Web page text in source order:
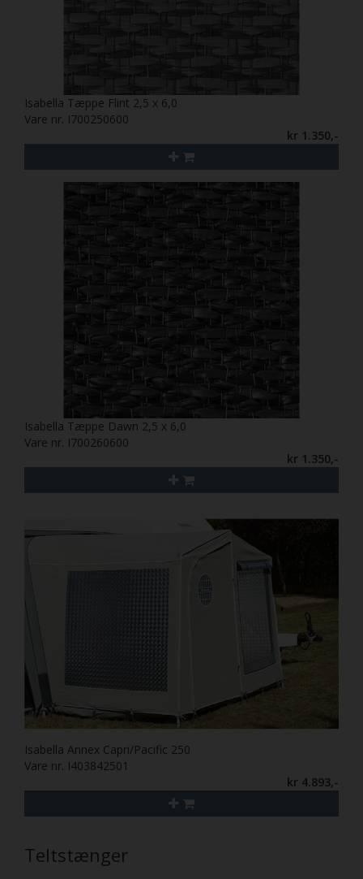
Isabella Tæppe Flint 2,5 x 6,0
Vare nr. I700250600
kr 1.350,-
Isabella Tæppe Dawn 2,5 x 6,0
Vare nr. I700260600
kr 1.350,-
Isabella Annex Capri/Pacific 250
Vare nr. I403842501
kr 4.893,-
Teltstænger